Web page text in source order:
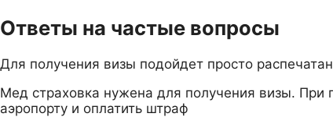
Ответы на частые вопросы
Для получения визы подойдет просто
Мед страховка нужена для получения визы. При
аэропорту и оплатить штраф